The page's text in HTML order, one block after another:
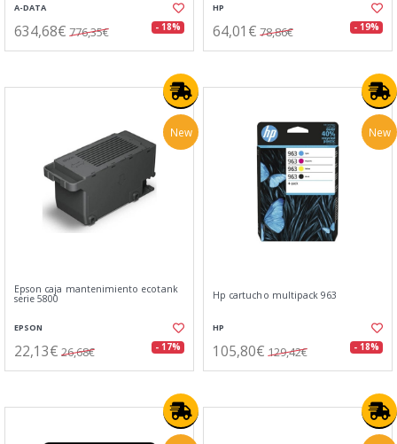
A-DATA
634,68€ 776,35€ - 18%
HP
64,01€ 78,86€ - 19%
New
Epson caja mantenimiento ecotank
serie 5800
EPSON
22,13€ 26,68€ - 17%
New
Hp cartucho multipack 963
HP
105,80€ 129,42€ - 18%